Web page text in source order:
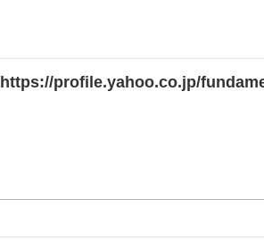
https://profile.yahoo.co.jp/